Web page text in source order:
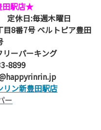
田駅店★
定休日:毎週木曜日
8番7号 ベルトピア豊田
ーパーキング
8899
リン新豊田駅店